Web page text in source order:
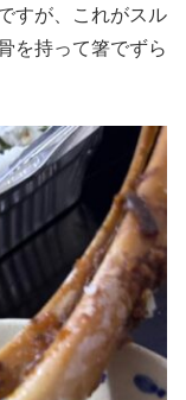
すが、これがスル
を持って箸でずら